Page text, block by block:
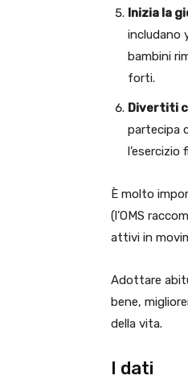
Inizia la
includano
bambini
forti.
Divertiti
partecipa
È molto
(l’OMS
attivi in
Adottare
bene,
della vita.
I dati